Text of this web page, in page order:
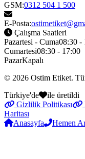
GSM:0312 504 1 500
E-Posta:
Çalışma Saatleri
Pazartesi - Cuma08:30 -
Cumartesi08:30 - 17:00
PazarKapalı
© 2026 Ostim Etiket.
Türkiye'de
ile üretildi
Gizlilik Politikası
Haritası
Anasayfa
Hemen